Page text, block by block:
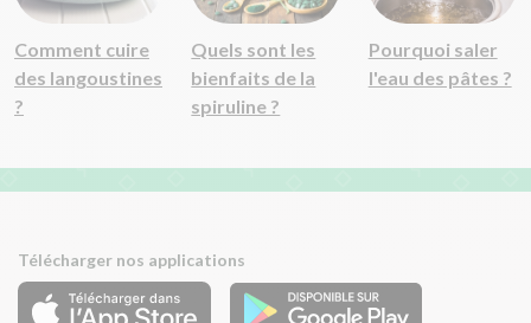
Comment cuire
des langoustines
?
Quels sont les
bienfaits de la
spiruline ?
Pourquoi saler
l'eau des pâtes ?
Télécharger nos applications